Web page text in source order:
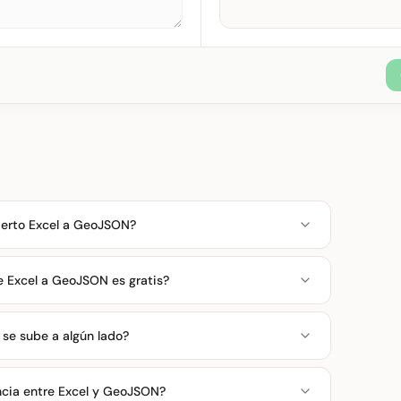
Excel a GeoJSON?
Excel a GeoJSON es gratis?
sube a algún lado?
entre Excel y GeoJSON?